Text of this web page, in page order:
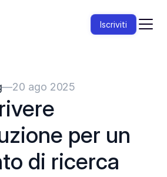
Iscriviti
—20 ago 2025
per un
di ricerca